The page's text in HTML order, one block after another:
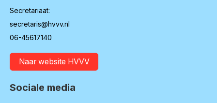
Secretariaat:
secretaris@hvvv.nl
06-45617140
Naar website HVVV
Sociale media